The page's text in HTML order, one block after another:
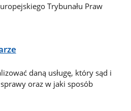
Trybunału Praw
daną usługę, który sąd i
oraz w jaki sposób